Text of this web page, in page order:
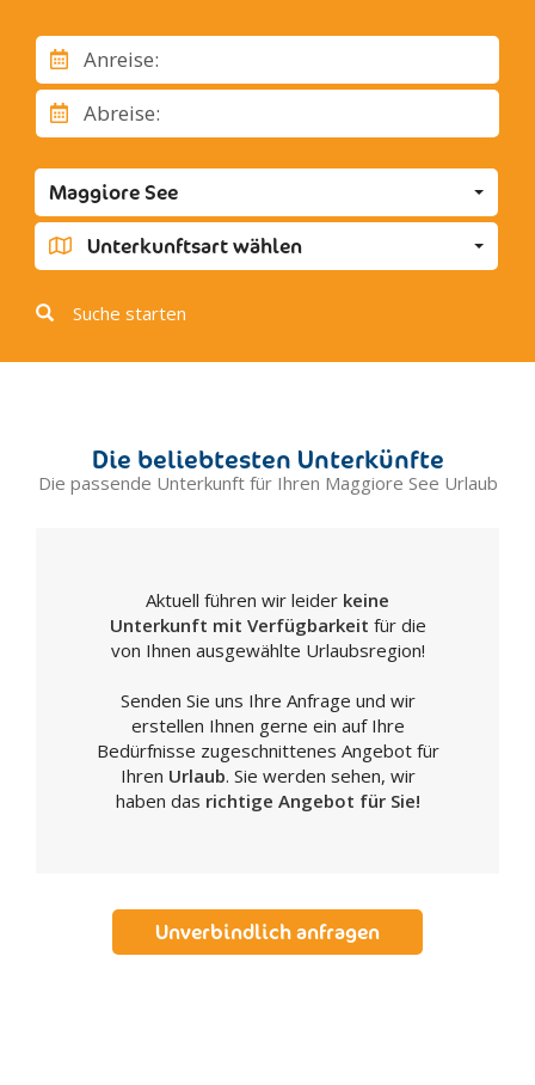
Ispra
Ranco
Angera
Anreise:
Abreise:
Maggiore See
Unterkunftsart wählen
Suche starten
Die beliebtesten Unterkünfte
Die passende Unterkunft für Ihren Maggiore See Urlaub
Aktuell führen wir leider keine
Unterkunft mit Verfügbarkeit für die
von Ihnen ausgewählte Urlaubsregion!
Senden Sie uns Ihre Anfrage und wir
erstellen Ihnen gerne ein auf Ihre
Bedürfnisse zugeschnittenes Angebot für
Ihren Urlaub. Sie werden sehen, wir
haben das richtige Angebot für Sie!
Unverbindlich anfragen